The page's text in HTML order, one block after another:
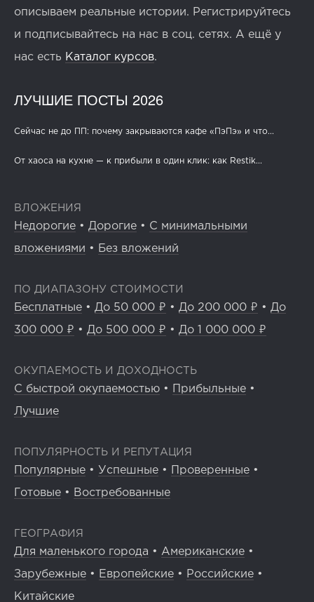
описываем реальные истории. Регистрируйтесь
и подписывайтесь на нас в соц. сетях. А ещё у
нас есть Каталог курсов.
ЛУЧШИЕ ПОСТЫ 2026
Сейчас не до ПП: почему закрываются кафе «ПэПэ» и что...
От хаоса на кухне — к прибыли в один клик: как Restik...
ВЛОЖЕНИЯ
Недорогие • Дорогие • С минимальными
вложениями • Без вложений
ПО ДИАПАЗОНУ СТОИМОСТИ
Бесплатные • До 50 000 ₽ • До 200 000 ₽ • До
300 000 ₽ • До 500 000 ₽ • До 1 000 000 ₽
ОКУПАЕМОСТЬ И ДОХОДНОСТЬ
С быстрой окупаемостью • Прибыльные •
Лучшие
ПОПУЛЯРНОСТЬ И РЕПУТАЦИЯ
Популярные • Успешные • Проверенные •
Готовые • Востребованные
ГЕОГРАФИЯ
Для маленького города • Американские •
Зарубежные • Европейские • Российские •
Китайские